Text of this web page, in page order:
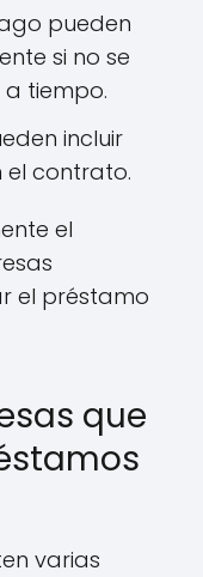
pueden
si no se
tiempo.
incluir
el contrato.
el
el préstamo
que
varias